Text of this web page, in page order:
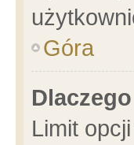
Góra
Limit